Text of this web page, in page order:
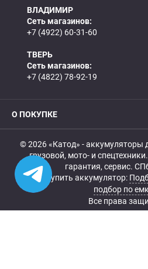
ВЛАДИМИР
Сеть магазинов:
+7 (4922) 60-31-60
ТВЕРЬ
Сеть магазинов:
+7 (4822) 78-92-19
О ПОКУПКЕ
© 2026 «Катод» - аккумуляторы
грузовой, мото- и
гарантия, сервис.
Купить аккумулятор:
подбор по
Все права